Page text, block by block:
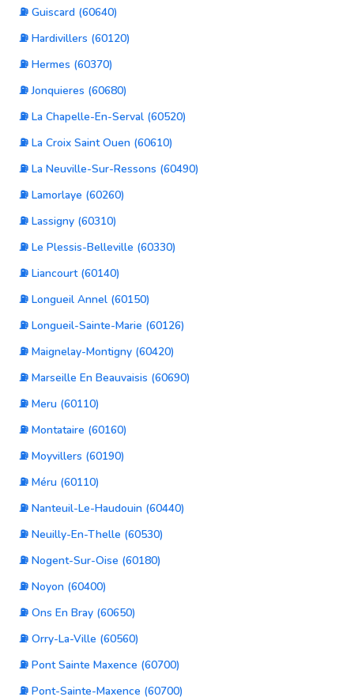
⛽ Guiscard (60640)
⛽ Hardivillers (60120)
⛽ Hermes (60370)
⛽ Jonquieres (60680)
⛽ La Chapelle-En-Serval (60520)
⛽ La Croix Saint Ouen (60610)
⛽ La Neuville-Sur-Ressons (60490)
⛽ Lamorlaye (60260)
⛽ Lassigny (60310)
⛽ Le Plessis-Belleville (60330)
⛽ Liancourt (60140)
⛽ Longueil Annel (60150)
⛽ Longueil-Sainte-Marie (60126)
⛽ Maignelay-Montigny (60420)
⛽ Marseille En Beauvaisis (60690)
⛽ Meru (60110)
⛽ Montataire (60160)
⛽ Moyvillers (60190)
⛽ Méru (60110)
⛽ Nanteuil-Le-Haudouin (60440)
⛽ Neuilly-En-Thelle (60530)
⛽ Nogent-Sur-Oise (60180)
⛽ Noyon (60400)
⛽ Ons En Bray (60650)
⛽ Orry-La-Ville (60560)
⛽ Pont Sainte Maxence (60700)
⛽ Pont-Sainte-Maxence (60700)